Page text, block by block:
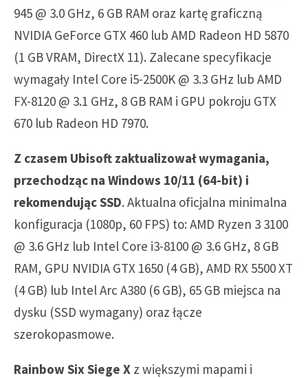
945 @ 3.0 GHz, 6 GB RAM oraz kartę graficzną
NVIDIA GeForce GTX 460 lub AMD Radeon HD 5870
(1 GB VRAM, DirectX 11). Zalecane specyfikacje
wymagały Intel Core i5-2500K @ 3.3 GHz lub AMD
FX-8120 @ 3.1 GHz, 8 GB RAM i GPU pokroju GTX
670 lub Radeon HD 7970.
Z czasem Ubisoft zaktualizował wymagania,
przechodząc na Windows 10/11 (64-bit) i
rekomendując SSD. Aktualna oficjalna minimalna
konfiguracja (1080p, 60 FPS) to: AMD Ryzen 3 3100
@ 3.6 GHz lub Intel Core i3-8100 @ 3.6 GHz, 8 GB
RAM, GPU NVIDIA GTX 1650 (4 GB), AMD RX 5500 XT
(4 GB) lub Intel Arc A380 (6 GB), 65 GB miejsca na
dysku (SSD wymagany) oraz łącze
szerokopasmowe.
Rainbow Six Siege X z większymi mapami i